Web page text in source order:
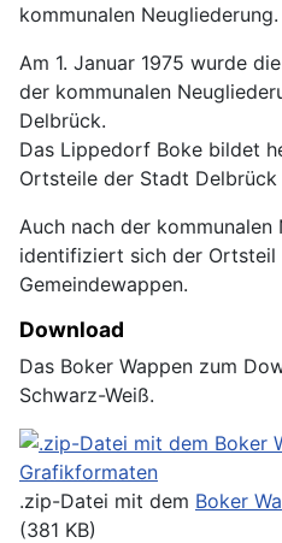
kommunalen Neugliederung.
Am 1. Januar 1975 wurde
der kommunalen
Delbrück.
Das Lippedorf Boke bildet
Ortsteile der Stadt
Auch nach der kommunalen
identifiziert sich der Ortsteil
Gemeindewappen.
Download
Das Boker Wappen zum
Schwarz-Weiß.
.zip-Datei mit dem Boker
(381 KB)